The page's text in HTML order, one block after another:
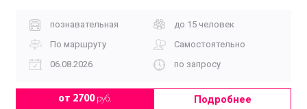
познавательная
до 15 человек
По маршруту
Самостоятельно
06.08.2026
по запросу
от 2700руб. Подробнее